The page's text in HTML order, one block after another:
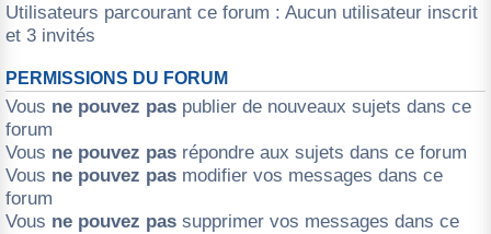
Utilisateurs parcourant ce forum : Aucun utilisateur inscrit
et 3 invités
PERMISSIONS DU FORUM
Vous ne pouvez pas publier de nouveaux sujets dans ce
forum
Vous ne pouvez pas répondre aux sujets dans ce forum
Vous ne pouvez pas modifier vos messages dans ce
forum
Vous ne pouvez pas supprimer vos messages dans ce